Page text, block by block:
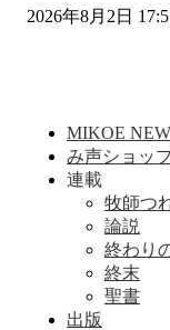
2026年8月2日
MIKOE
み声ショッ
連載
牧師つ
論説
終わり
終末
聖書
出版